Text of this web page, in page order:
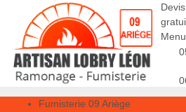
Devis
Menu
Fumisterie 09 Ariège